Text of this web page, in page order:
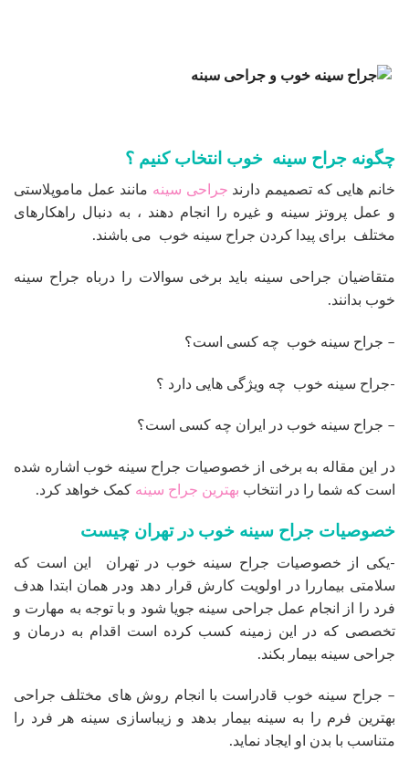
چگونه جراح سینه خوب انتخاب کنیم ؟
خانم هایی که تصمیمم دارند جراحی سینه مانند عمل ماموپلاستی
و عمل پروتز سینه و غیره را انجام دهند ، به دنبال راهکارهای
مختلف برای پیدا کردن جراح سینه خوب می باشند.
متقاضیان جراحی سینه باید برخی سوالات را درباه جراح سینه
خوب بدانند.
– جراح سینه خوب چه کسی است؟
-جراح سینه خوب چه ویژگی هایی دارد ؟
– جراح سینه خوب در ایران چه کسی است؟
در این مقاله به برخی از خصوصیات جراح سینه خوب اشاره شده
است که شما را در انتخاب بهترین جراح سینه کمک خواهد کرد.
خصوصیات جراح سینه خوب در تهران چیست
-یکی از خصوصیات جراح سینه خوب در تهران این است که
سلامتی بیماررا در اولویت کارش قرار دهد ودر همان ابتدا هدف
فرد را از انجام عمل جراحی سینه جویا شود و با توجه به مهارت و
تخصصی که در این زمینه کسب کرده است اقدام به درمان و
جراحی سینه بیمار بکند.
– جراح سینه خوب قادراست با انجام روش های مختلف جراحی
بهترین فرم را به سینه بیمار بدهد و زیباسازی سینه هر فرد را
متناسب با بدن او ایجاد نماید.